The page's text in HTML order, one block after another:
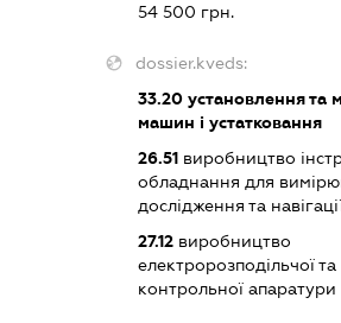
54 500 грн.
dossier.kveds:
33.20установлення та
машин і устатковання
26.51виробництво
обладнання для
дослідження та
27.12виробництво
електророзподільчої та
контрольної апаратури